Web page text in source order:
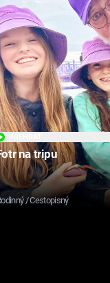
na tripu
/ Cestopisný